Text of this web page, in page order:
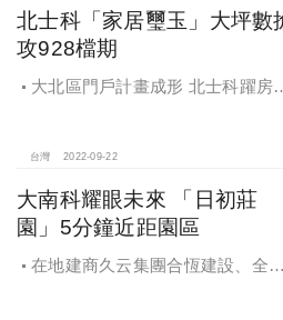
建築設計團隊設計，打造質青世代
尚輕豪宅社區。
北士科「家居璽玉」大坪數
攻928檔期
大北區門戶計畫成形 北士科躍房
台灣 2022-09-22
大南科耀眼未來 「日初莊
園」5分鐘近距園區
在地建商久云集團合恆建設、全易